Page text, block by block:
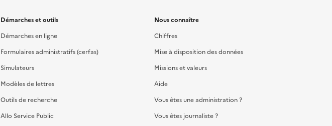
Démarches et outils
Démarches en ligne
Formulaires administratifs (cerfas)
Simulateurs
Modèles de lettres
Outils de recherche
Allo Service Public
Nous connaître
Chiffres
Mise à disposition des données
Missions et valeurs
Aide
Vous êtes une administration ?
Vous êtes journaliste ?